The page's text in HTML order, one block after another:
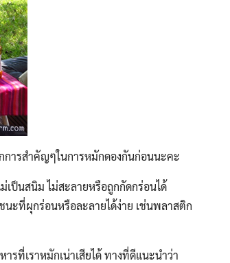
การสำคัญๆในการหมักดองกันก่อนนะคะ
ป็นสนิม ไม่สะลายหรือถูกกัดกร่อนได้
นะที่ผุกร่อนหรือละลายได้ง่าย เช่นพลาสติก
รที่เราหมักเน่าเสียได้ ทางที่ดีแนะนำว่า